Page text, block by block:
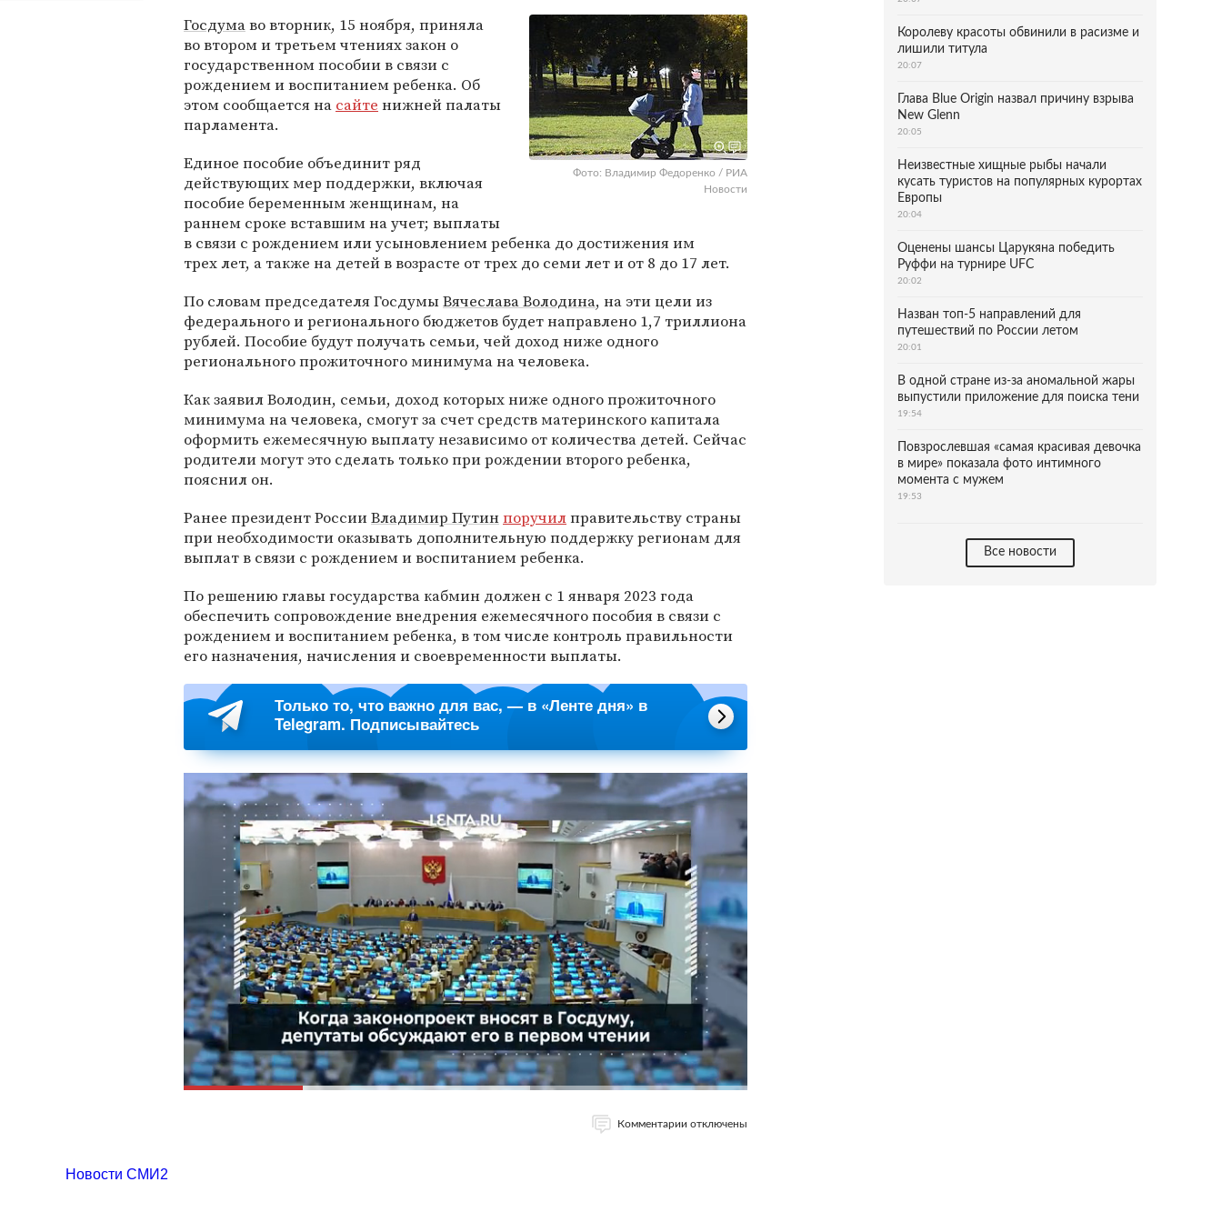
Фото: Владимир Федоренко / РИА
Новости
Госдумаво вторник, 15 ноября, приняла
во втором и третьем чтениях закон о
государственном пособии в связи с
рождением и воспитанием ребенка. Об
этом сообщается на сайте нижней палаты
парламента.
Единое пособие объединит ряд
действующих мер поддержки, включая
пособие беременным женщинам, на
раннем сроке вставшим на учет; выплаты
в связи с рождением или усыновлением ребенка до достижения им
трех лет, а также на детей в возрасте от трех до семи лет и от 8 до 17 лет.
По словам председателя ГосдумыВячеслава Володина, на эти цели из
федерального и регионального бюджетов будет направлено 1,7 триллиона
рублей. Пособие будут получать семьи, чей доход ниже одного
регионального прожиточного минимума на человека.
Как заявил Володин, семьи, доход которых ниже одного прожиточного
минимума на человека, смогут за счет средств материнского капитала
оформить ежемесячную выплату независимо от количества детей. Сейчас
родители могут это сделать только при рождении второго ребенка,
пояснил он.
Ранее президент РоссииВладимир Путинпоручилправительству страны
при необходимости оказывать дополнительную поддержку регионам для
выплат в связи с рождением и воспитанием ребенка.
По решению главы государства кабмин должен с 1 января 2023 года
обеспечить сопровождение внедрения ежемесячного пособия в связи с
рождением и воспитанием ребенка, в том числе контроль правильности
его назначения, начисления и своевременности выплаты.
Только то, что важно для вас, — в «Ленте дня» в
Telegram. Подписывайтесь
Комментарии отключены
Королеву красоты обвинили в расизме и
лишили титула
20:07
Глава Blue Origin назвал причину взрыва
New Glenn
20:05
Неизвестные хищные рыбы начали
кусать туристов на популярных курортах
Европы
20:04
Оценены шансы Царукяна победить
Руффи на турнире UFC
20:02
Назван топ-5 направлений для
путешествий по России летом
20:01
В одной стране из-за аномальной жары
выпустили приложение для поиска тени
19:54
Повзрослевшая «самая красивая девочка
в мире» показала фото интимного
момента с мужем
19:53
Все новости
Новости СМИ2